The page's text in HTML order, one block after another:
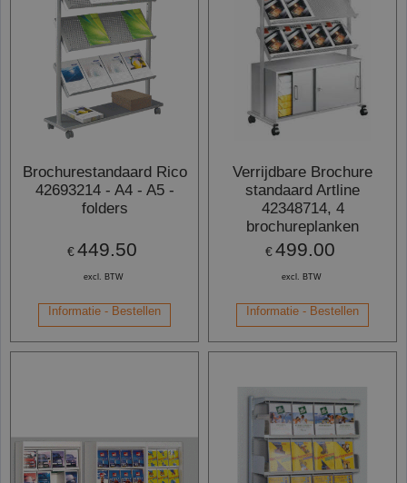
Brochurestandaard Rico
42693214 - A4 - A5 -
folders
€449.50
excl. BTW
Informatie - Bestellen
Verrijdbare Brochure
standaard Artline
42348714, 4
brochureplanken
€499.00
excl. BTW
Informatie - Bestellen